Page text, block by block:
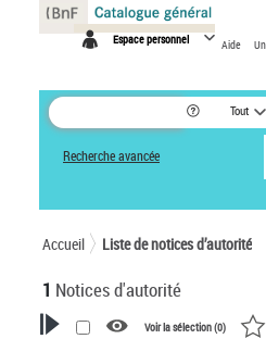
Espace personnel Aide
Tout
Recherche avancée
Accueil Liste de notices d’autorité
1 Notices d'autorité
Voir la sélection (0)
Panneau de gestion des cookies